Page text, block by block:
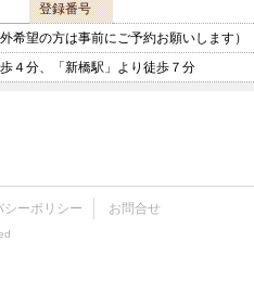
登録番号
希望の方は事前にご予約お願いします）
４分、「新橋駅」より徒歩７分
シーポリシー お問合せ